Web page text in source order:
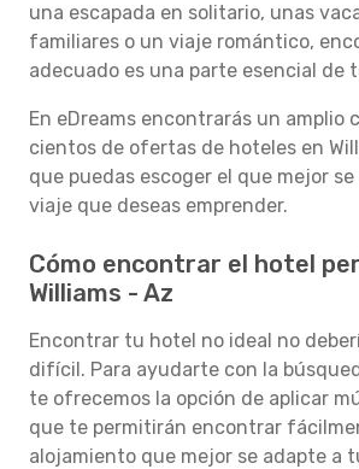
una escapada en solitario, unas
familiares o un viaje romántico,
adecuado es una parte esencial de
En eDreams encontrarás un amplio
cientos de ofertas de hoteles en
que puedas escoger el que mejor
viaje que deseas emprender.
Cómo encontrar el hotel
Williams - Az
Encontrar tu hotel no ideal no
difícil. Para ayudarte con la
te ofrecemos la opción de aplicar
que te permitirán encontrar
alojamiento que mejor se adapte a